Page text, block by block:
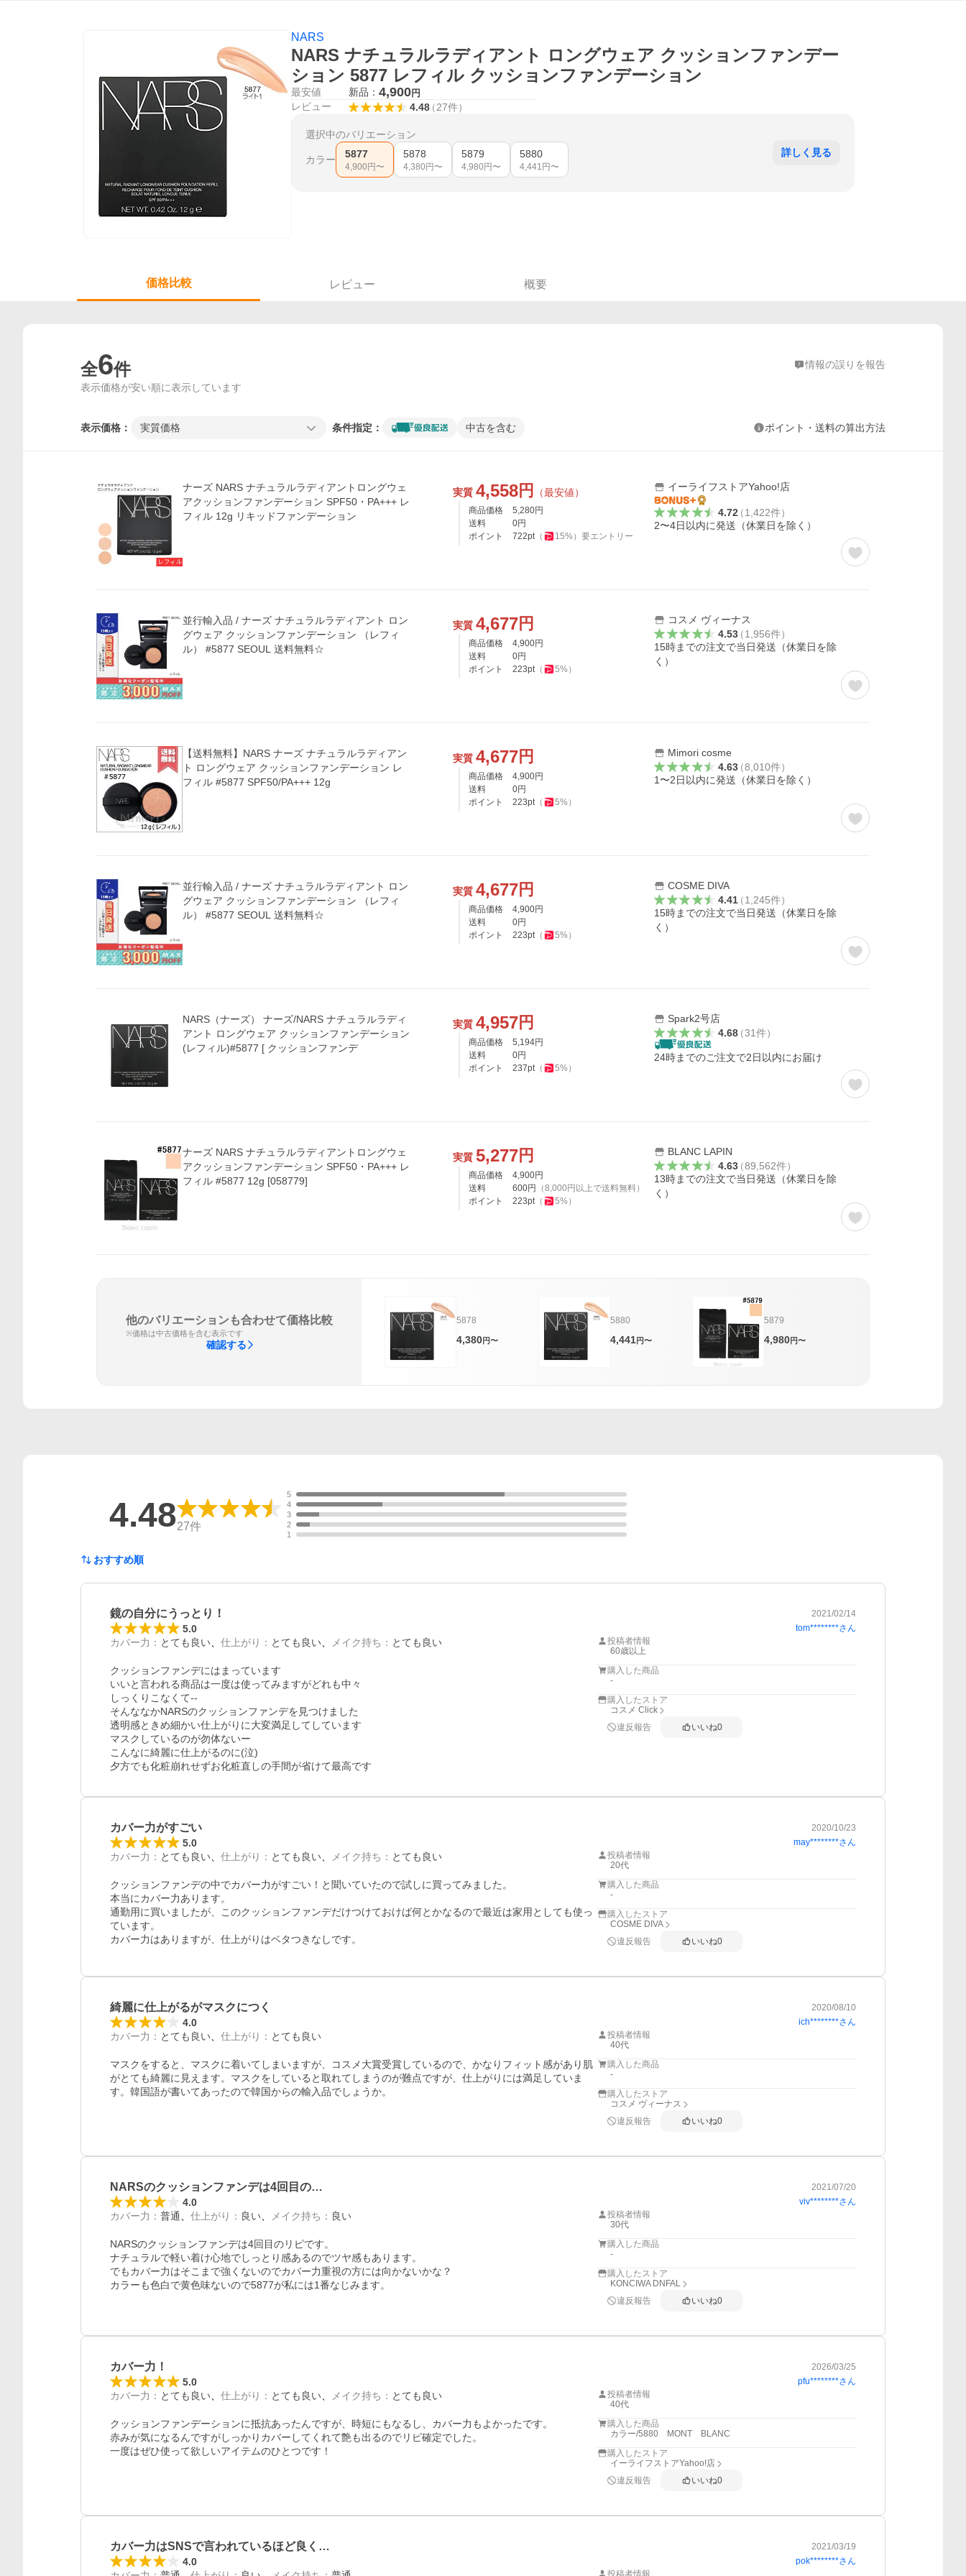
NARS
NARS ナチュラルラディアント ロングウェア クッションファンデー
ション 5877 レフィル クッションファンデーション
最安値 新品： 4,900円
レビュー 4.48（27件）
選択中のバリエーション
カラー 5877
4,900 円〜
5878
4,380 円〜
5879
4,980 円〜
5880
4,441 円〜
詳しく見る
価格比較 レビュー 概要
全6件 情報の誤りを報告
表示価格が安い順に表示しています
表示価格： 実質価格 条件指定： 中古を含む ポイント・送料の算出方法
ナーズ NARS ナチュラルラディアントロングウェ
アクッションファンデーション SPF50・PA+++ レ
フィル 12g リキッドファンデーション
実質 4,558円 （最安値）
商品価格 5,280円
送料
0円
ポイント
722pt（ 15%） 要エントリー
イーライフストアYahoo!店
4.72（1,422件）
2〜4日以内に発送（休業日を除く）
並行輸入品 / ナーズ ナチュラルラディアント ロン
グウェア クッションファンデーション （レフィ
ル） #5877 SEOUL 送料無料☆
実質 4,677円
商品価格 4,900円
送料
0円
ポイント
223pt（ 5%）
コスメ ヴィーナス
4.53（1,956件）
15時までの注文で当日発送（休業日を除
く）
【送料無料】NARS ナーズ ナチュラルラディアン
ト ロングウェア クッションファンデーション レ
フィル #5877 SPF50/PA+++ 12g
実質 4,677円
商品価格 4,900円
送料
0円
ポイント
223pt（ 5%）
Mimori cosme
4.63（8,010件）
1〜2日以内に発送（休業日を除く）
並行輸入品 / ナーズ ナチュラルラディアント ロン
グウェア クッションファンデーション （レフィ
ル） #5877 SEOUL 送料無料☆
実質 4,677円
商品価格 4,900円
送料
0円
ポイント
223pt（ 5%）
COSME DIVA
4.41（1,245件）
15時までの注文で当日発送（休業日を除
く）
NARS（ナーズ） ナーズ/NARS ナチュラルラディ
アント ロングウェア クッションファンデーション
(レフィル)#5877 [ クッションファンデ
実質 4,957円
商品価格 5,194円
送料
0円
ポイント
237pt（ 5%）
Spark2号店
4.68（31件）
24時までのご注文で2日以内にお届け
ナーズ NARS ナチュラルラディアントロングウェ
アクッションファンデーション SPF50・PA+++ レ
フィル #5877 12g [058779]
実質 5,277円
商品価格 4,900円
送料
600円 （8,000 円以上で送料無料）
ポイント
223pt（ 5%）
BLANC LAPIN
4.63（89,562件）
13時までの注文で当日発送（休業日を除
く）
他のバリエーションも合わせて価格比較
※価格は中古価格を含む表示です
確認する
5878
4,380円〜
5880
4,441円〜
5879
4,980円〜
4.4827件
5
4
3
2
1
おすすめ順
鏡の自分にうっとり！ 2021/02/14
5.0 tom********さん
カバー力 ： とても良い 仕上がり ： とても良い メイク持ち ： とても良い
クッションファンデにはまっています
いいと言われる商品は一度は使ってみますがどれも中々
しっくりこなくて--
そんななかNARSのクッションファンデを見つけました
透明感ときめ細かい仕上がりに大変満足してしています
マスクしているのが勿体ないー
こんなに綺麗に仕上がるのに(泣)
夕方でも化粧崩れせずお化粧直しの手間が省けて最高です
投稿者情報
60歳以上
購入した商品
-
購入したストア
コスメ Click
違反報告
いいね0
カバー力がすごい 2020/10/23
5.0 may********さん
カバー力 ： とても良い 仕上がり ： とても良い メイク持ち ： とても良い
クッションファンデの中でカバー力がすごい！と聞いていたので試しに買ってみました。
本当にカバー力あります。
通勤用に買いましたが、このクッションファンデだけつけておけば何とかなるので最近は家用としても使っ
ています。
カバー力はありますが、仕上がりはベタつきなしです。
投稿者情報
20代
購入した商品
-
購入したストア
COSME DIVA
違反報告
いいね0
綺麗に仕上がるがマスクにつく 2020/08/10
4.0 ich********さん
カバー力 ： とても良い 仕上がり ： とても良い
マスクをすると、マスクに着いてしまいますが、コスメ大賞受賞しているので、かなりフィット感があり肌
がとても綺麗に見えます。マスクをしていると取れてしまうのが難点ですが、仕上がりには満足していま
す。韓国語が書いてあったので韓国からの輸入品でしょうか。
投稿者情報
40代
購入した商品
-
購入したストア
コスメ ヴィーナス
違反報告
いいね0
NARSのクッションファンデは4回目の… 2021/07/20
4.0 viv********さん
カバー力 ： 普通 仕上がり ： 良い メイク持ち ： 良い
NARSのクッションファンデは4回目のリピです。
ナチュラルで軽い着け心地でしっとり感あるのでツヤ感もあります。
でもカバー力はそこまで強くないのでカバー力重視の方には向かないかな？
カラーも色白で黄色味ないので5877が私には1番なじみます。
投稿者情報
30代
購入した商品
-
購入したストア
KONCIWA DNFAL
違反報告
いいね0
カバー力！ 2026/03/25
5.0 pfu********さん
カバー力 ： とても良い 仕上がり ： とても良い メイク持ち ： とても良い
クッションファンデーションに抵抗あったんですが、時短にもなるし、カバー力もよかったです。
赤みが気になるんですがしっかりカバーしてくれて艶も出るのでリピ確定でした。
一度はぜひ使って欲しいアイテムのひとつです！
投稿者情報
40代
購入した商品
カラー/5880 MONT BLANC
購入したストア
イーライフストアYahoo!店
違反報告
いいね0
カバー力はSNSで言われているほど良く… 2021/03/19
4.0 pok********さん
投稿者情報